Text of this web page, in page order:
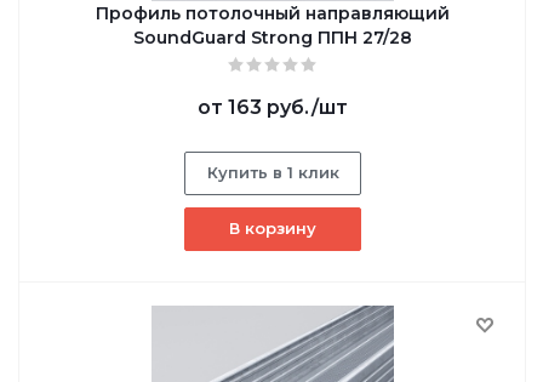
Профиль потолочный направляющий
SoundGuard Strong ППН 27/28
от 163 руб./шт
Купить в 1 клик
В корзину